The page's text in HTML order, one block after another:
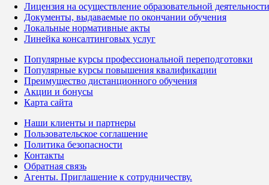
Лицензия на осуществление образовательной деятельности
Документы, выдаваемые по окончании обучения
Локальные нормативные акты
Линейка консалтинговых услуг
Популярные курсы профессиональной переподготовки
Популярные курсы повышения квалификации
Преимущество дистанционного обучения
Акции и бонусы
Карта сайта
Наши клиенты и партнеры
Пользовательское соглашение
Политика безопасности
Контакты
Обратная связь
Агенты. Приглашение к сотрудничеству.